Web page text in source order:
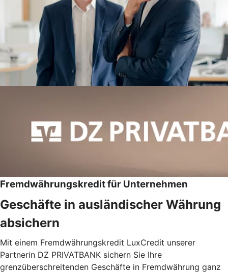
Fremdwährungskredit für Unternehmen
Geschäfte in ausländischer Währung
absichern
Mit einem Fremdwährungskredit LuxCredit unserer
Partnerin DZ PRIVATBANK sichern Sie Ihre
grenzüberschreitenden Geschäfte in Fremdwährung ganz